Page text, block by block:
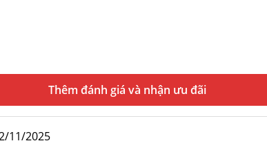
Thêm đánh giá
11/2025